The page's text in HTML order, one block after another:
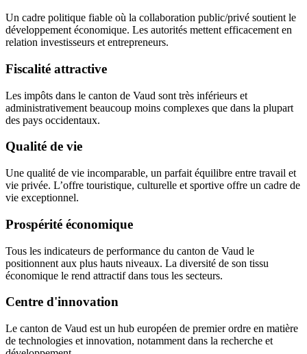
Un cadre politique fiable où la collaboration public/privé soutient le
développement économique. Les autorités mettent efficacement en
relation investisseurs et entrepreneurs.
Fiscalité attractive
Les impôts dans le canton de Vaud sont très inférieurs et
administrativement beaucoup moins complexes que dans la plupart
des pays occidentaux.
Qualité de vie
Une qualité de vie incomparable, un parfait équilibre entre travail et
vie privée. L’offre touristique, culturelle et sportive offre un cadre de
vie exceptionnel.
Prospérité économique
Tous les indicateurs de performance du canton de Vaud le
positionnent aux plus hauts niveaux. La diversité de son tissu
économique le rend attractif dans tous les secteurs.
Centre d'innovation
Le canton de Vaud est un hub européen de premier ordre en matière
de technologies et innovation, notamment dans la recherche et